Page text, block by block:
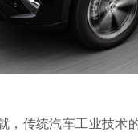
，传统汽车工业技术